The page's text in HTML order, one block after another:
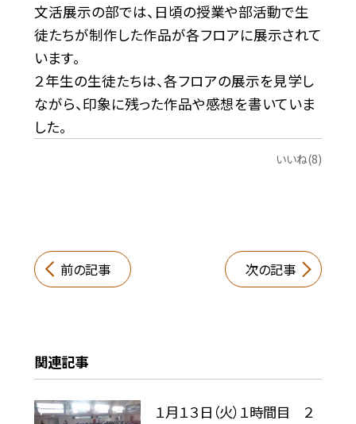
文活展示の部では、日頃の授業や部活動で生
徒たちが制作した作品が各フロアに展示されて
います。
２年生の生徒たちは、各フロアの展示を見学し
ながら、印象に残った作品や感想を書いていま
した。
いいね(8)
前の記事 次の記事
関連記事
１月１３日（火）１時間目 ２